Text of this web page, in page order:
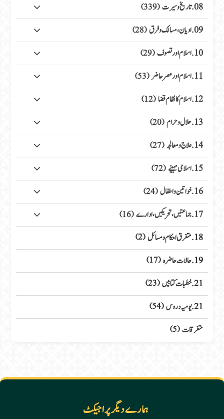
08. تاریخ وسیرت (339)
09. ادیان، مسالک وفرق (28)
10. اسلام اور تصوف (29)
11. اسلام اور عصر حاضر (53)
12. اسلام کا نظام قضا (12)
13. حلال وحرام (20)
14. علاج ومعالجہ (27)
15. اسلامی مہینے (72)
16. خواتین واطفال (24)
17. جماعتیں، تحریکیں، ادارے (16)
18. متفرق احکام ومسائل (2)
19. حالات حاضرہ (17)
21. خطبات کتابیں (23)
21. یومیہ دروس (54)
متفرقات (5)
ہمارے دیگر پراجیکٹ